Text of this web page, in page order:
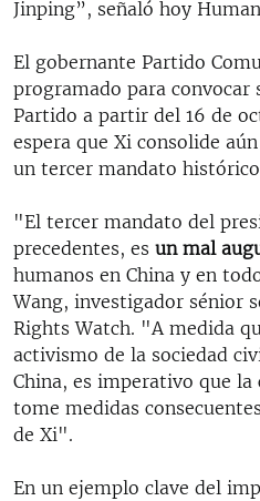
LA INVASIÓN DE RUSIA A
Jinping”, señaló hoy
El gobernante Partido
programado para convocar
Partido a partir del 16 de
espera que Xi consolide
un tercer mandato
"El tercer mandato del
precedentes, es un mal
humanos en China y en
Wang, investigador sénior
Rights Watch. "A medida
activismo de la sociedad
China, es imperativo que
tome medidas
de Xi".
En un ejemplo clave del